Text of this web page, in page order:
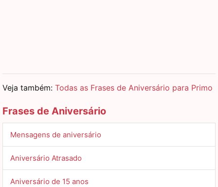
Veja também: Todas as Frases de Aniversário para Primo
Frases de Aniversário
Mensagens de aniversário
Aniversário Atrasado
Aniversário de 15 anos